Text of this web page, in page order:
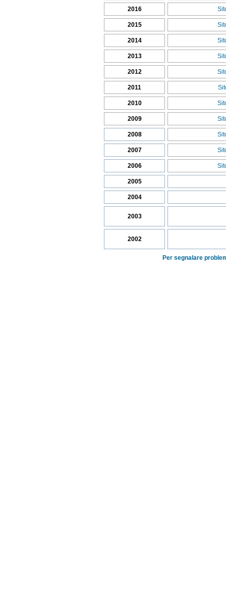
2016
2015
2014
2013
2012
2011
2010
2009
2008
2007
2006
2005
2004
2003
2002
Per segnalare